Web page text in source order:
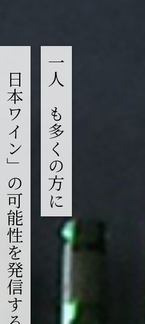
一人でも多くの方に
「日本ワイン」の可能性を発信する。